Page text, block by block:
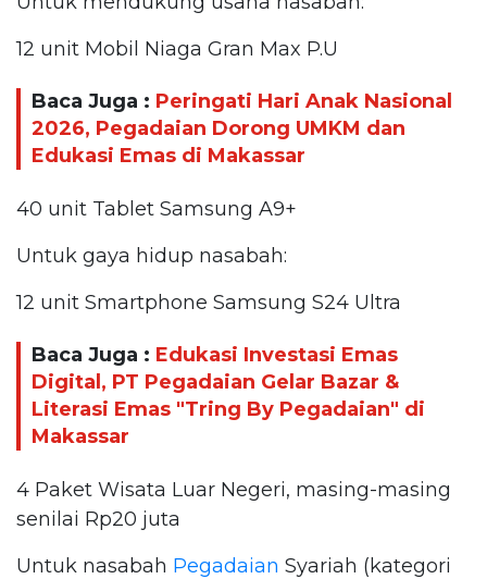
12 unit Mobil Niaga Gran Max P.U
Baca Juga : Peringati Hari Anak Nasional
2026, Pegadaian Dorong UMKM dan
Edukasi Emas di Makassar
40 unit Tablet Samsung A9+
Untuk gaya hidup nasabah:
12 unit Smartphone Samsung S24 Ultra
Baca Juga : Edukasi Investasi Emas
Digital, PT Pegadaian Gelar Bazar &
Literasi Emas "Tring By Pegadaian" di
Makassar
4 Paket Wisata Luar Negeri, masing-masing
senilai Rp20 juta
Untuk nasabah Pegadaian Syariah (kategori